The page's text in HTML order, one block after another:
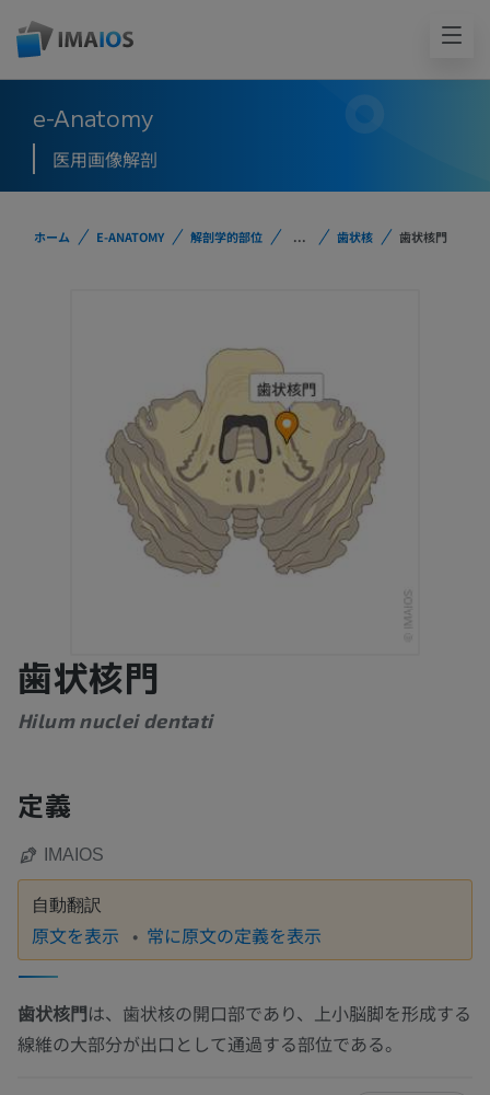
e-Anatomy
医用画像解剖
ホーム E-ANATOMY 解剖学的部位 ... 歯状核 歯状核門
歯状核門
Hilum nuclei dentati
定義
IMAIOS
自動翻訳
原文を表示 常に原文の定義を表示
歯状核門は、歯状核の開口部であり、上小脳脚を形成する
線維の大部分が出口として通過する部位である。